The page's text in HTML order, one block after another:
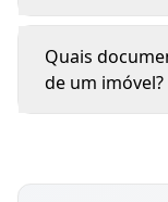
Quais
de um imóvel?